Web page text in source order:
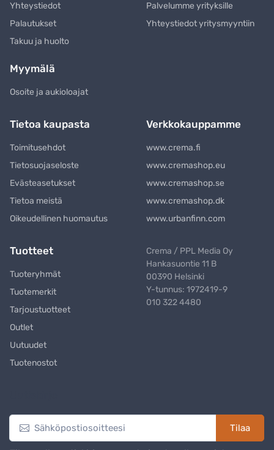
Yhteystiedot
Palautukset
Takuu ja huolto
Palvelumme yrityksille
Yhteystiedot yritysmyyntiin
Myymälä
Osoite ja aukioloajat
Tietoa kaupasta
Toimitusehdot
Tietosuojaseloste
Evästeasetukset
Tietoa meistä
Oikeudellinen huomautus
Verkkokauppamme
www.crema.fi
www.cremashop.eu
www.cremashop.se
www.cremashop.dk
www.urbanfinn.com
Tuotteet
Tuoteryhmät
Tuotemerkit
Tarjoustuotteet
Outlet
Uutuudet
Tuotenostot
Crema / PPL Media Oy
Hankasuontie 11 B
00390 Helsinki
Y-tunnus: 1972419-9
010 322 4480
Tilaa